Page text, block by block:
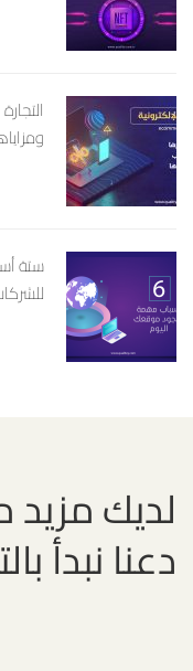
ستة
لديك مزيد
دعنا نبدأ